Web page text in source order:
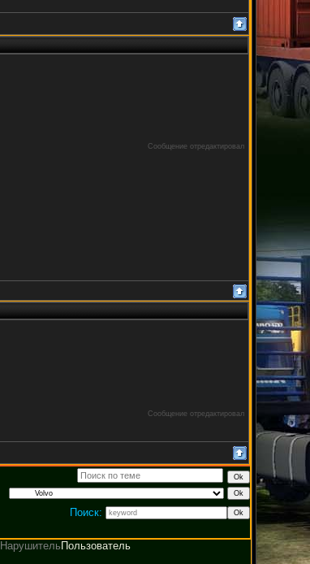
Сообщение отредактировал
Сообщение отредактировал
Поиск:
НарушительПользователь